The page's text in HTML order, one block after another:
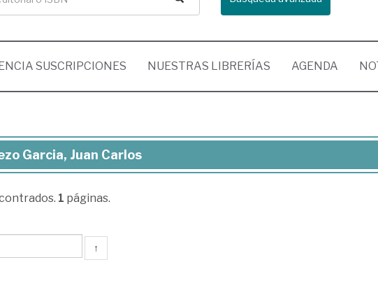
SUSCRIPCIONES NUESTRAS LIBRERÍAS AGENDA
Garcia, Juan Carlos
1 páginas.
↑